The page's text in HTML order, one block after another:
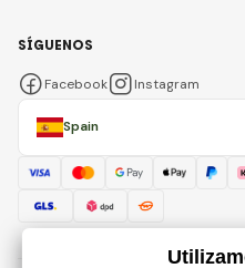
Spain
SÍGUENOS
Facebook Instagram